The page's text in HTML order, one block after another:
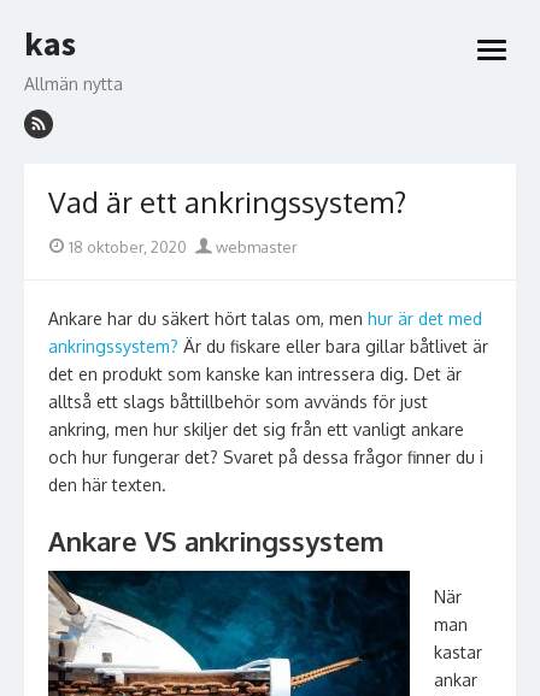
till
kas
Allmän nytta
öppna
Vad är ett ankringssystem?
Publicerad
18 oktober, 2020 Författare
webmaster
Ankare har du säkert hört talas om, men hur är det med
ankringssystem? Är du fiskare eller bara gillar båtlivet är
det en produkt som kanske kan intressera dig. Det är
alltså ett slags båttillbehör som avvänds för just
ankring, men hur skiljer det sig från ett vanligt ankare
och hur fungerar det? Svaret på dessa frågor finner du i
den här texten.
Ankare VS ankringssystem
När
man
kastar
ankar